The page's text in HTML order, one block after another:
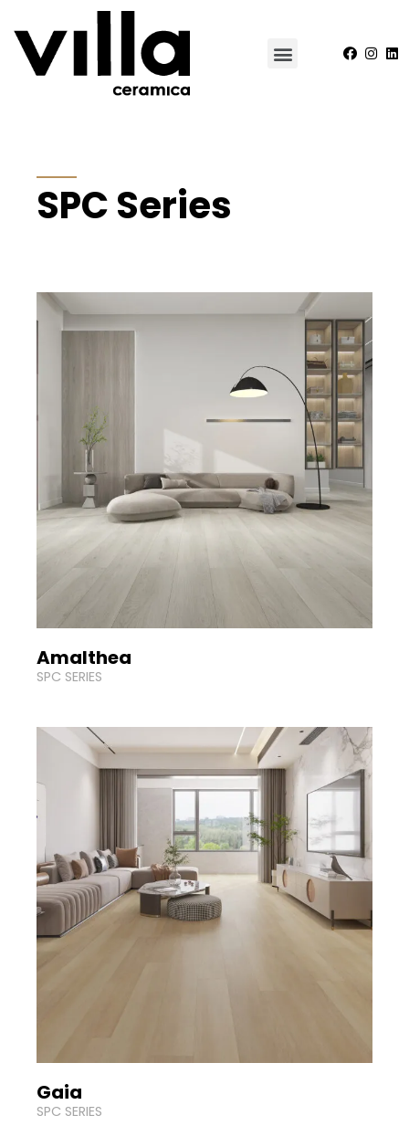
SPC Series
Amalthea
SPC SERIES
Gaia
SPC SERIES